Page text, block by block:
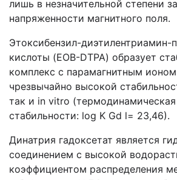
лишь в незначительной степени
напряженности магнитного поля.
Этоксибензил-диэтилентриамин-
кислоты (EOB-DTPA) образует
комплекс с парамагнитным
чрезвычайно высокой
так и in vitro (термодинамическая
стабильности: log K Gd l= 23,46).
Динатрия гадоксетат является
соединением с высокой
коэффициентом распределения